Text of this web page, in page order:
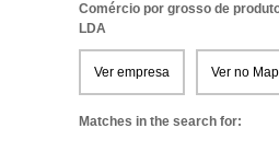
Comércio por grosso de
LDA
Ver empresa Ver no
Matches in the search for: